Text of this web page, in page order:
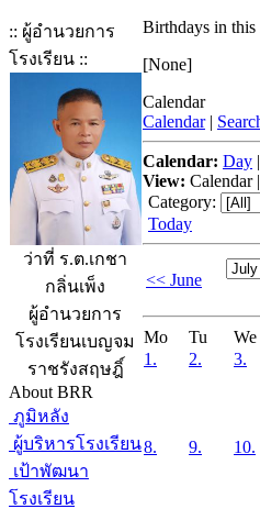
:: ผู้อำนวยการ
โรงเรียน ::
ว่าที่ ร.ต.เกชา
กลิ่นเพ็ง
ผู้อำนวยการ
โรงเรียนเบญจม
ราชรังสฤษฎิ์
About BRR
ภูมิหลัง
ผู้บริหารโรงเรียน
เป้าพัฒนา
โรงเรียน
Birthdays in this
[None]
Calendar
Calendar |
Calendar: Day |
View: Calendar|
Category:
Today
<< June
Mo Tu We
1.
2. 3.
8. 9. 10.